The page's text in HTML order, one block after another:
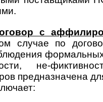
с
случае по
не-
предназначена